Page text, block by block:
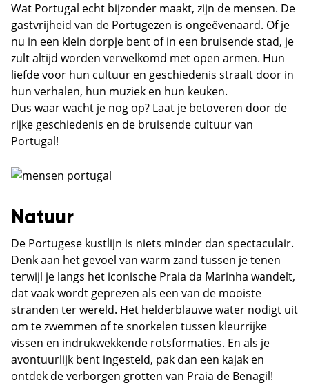
Wat Portugal echt bijzonder maakt, zijn de mensen. De
gastvrijheid van de Portugezen is ongeëvenaard. Of je
nu in een klein dorpje bent of in een bruisende stad, je
zult altijd worden verwelkomd met open armen. Hun
liefde voor hun cultuur en geschiedenis straalt door in
hun verhalen, hun muziek en hun keuken.
Dus waar wacht je nog op? Laat je betoveren door de
rijke geschiedenis en de bruisende cultuur van
Portugal!
Natuur
De Portugese kustlijn is niets minder dan spectaculair.
Denk aan het gevoel van warm zand tussen je tenen
terwijl je langs het iconische Praia da Marinha wandelt,
dat vaak wordt geprezen als een van de mooiste
stranden ter wereld. Het helderblauwe water nodigt uit
om te zwemmen of te snorkelen tussen kleurrijke
vissen en indrukwekkende rotsformaties. En als je
avontuurlijk bent ingesteld, pak dan een kajak en
ontdek de verborgen grotten van Praia de Benagil!